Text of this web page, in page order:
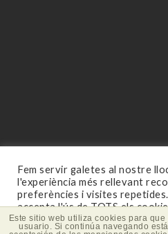
© 2026 Todos los
Aviso legalandPolítica
Este sitio web utiliza cookies para
usuario. Si continúa navegando
Fem servir galetes al nostre
l'experiència més rellevant
preferències i visites
accepta l'ús de TOTS els